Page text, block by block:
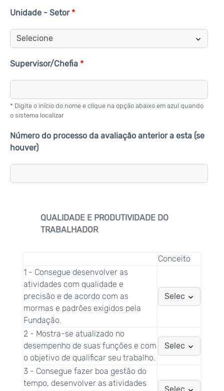
Unidade - Setor
Supervisor/Chefia
* Digite o início do nome e clique na opção abaixo em azul quando
o sistema localizar
Número do processo da avaliação anterior a esta (se
houver)
QUALIDADE E PRODUTIVIDADE DO
TRABALHADOR
Conceito
1 - Consegue desenvolver as
atividades com qualidade e
precisão e de acordo com as
mormas e padrões exigidos pela
Fundação.
2 - Mostra-se atualizado no
desempenho de suas funções e com
o objetivo de qualificar seu trabalho.
3 - Consegue fazer boa gestão do
tempo, desenvolver as atividades